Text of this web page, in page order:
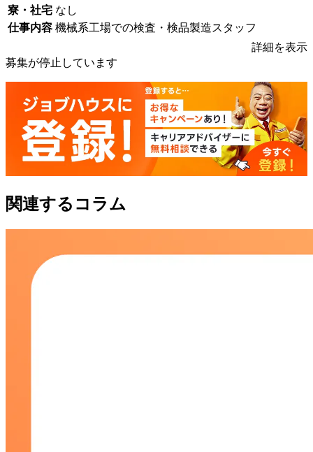
寮・社宅 なし
仕事内容 機械系工場での検査・検品製造スタッフ
詳細を表示
募集が停止しています
関連するコラム